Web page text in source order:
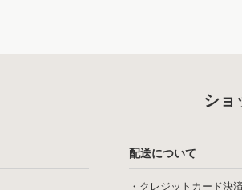
ショ
配送について
・クレジットカード決